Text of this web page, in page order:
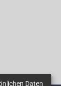
Daten